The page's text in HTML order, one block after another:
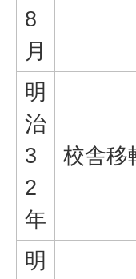
8
月
明
治
3
2
年
校舎移
明